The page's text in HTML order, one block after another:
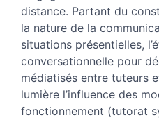
Notes
Citer cet article
Auteur
distance. Partant du
la nature de la
situations présentielles,
conversationnelle pour
médiatisés entre tuteurs
lumière l’influence des
fonctionnement (tutorat